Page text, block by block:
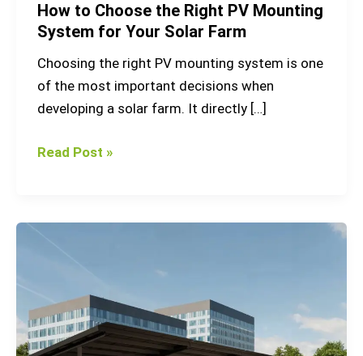
How to Choose the Right PV Mounting
System for Your Solar Farm
Choosing the right PV mounting system is one
of the most important decisions when
developing a solar farm. It directly […]
Farm
Read Post »
of
Installing
Photovoltaic